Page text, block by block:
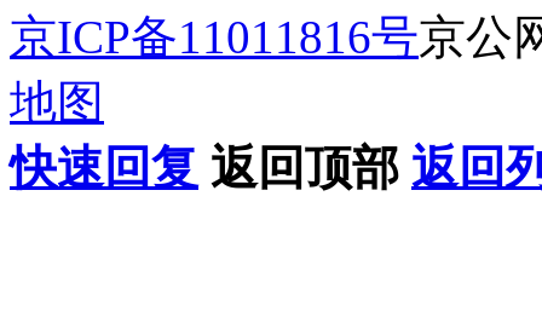
京ICP备11011816号京公
地图
快速回复 返回顶部 返回